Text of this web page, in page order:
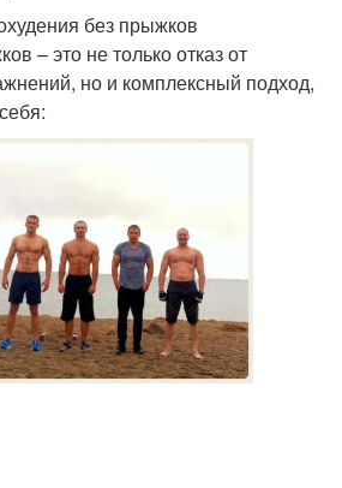
без прыжков
– это не только отказ от
но и комплексный подход,